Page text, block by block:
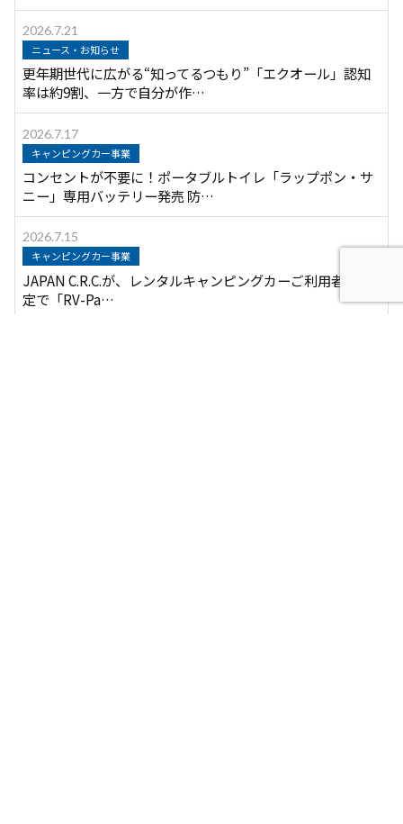
2026.7.21
ニュース・お知らせ
更年期世代に広がる“知ってるつもり”「エクオール」認知
率は約9割、一方で自分が作…
2026.7.17
キャンピングカー事業
コンセントが不要に！ポータブルトイレ「ラップポン・サ
ニー」専用バッテリー発売 防…
2026.7.15
キャンピングカー事業
JAPAN C.R.C.が、レンタルキャンピングカーご利用者様限
定で「RV-Pa…